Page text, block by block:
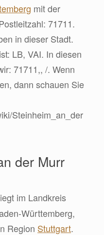
mit der
71711.
in dieser Stadt.
LB, VAI. In diesen
71711,, /. Wenn
dann schauen Sie
Steinheim_an_der
der Murr
im Landkreis
Württemberg,
Region Stuttgart.